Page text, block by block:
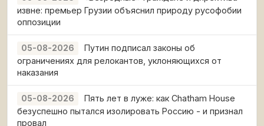
извне: премьер Грузии объяснил природу русофобии
оппозиции
05-08-2026
Путин подписал законы об
ограничениях для релокантов, уклоняющихся от
наказания
05-08-2026
Пять лет в луже: как Chatham House
безуспешно пытался изолировать Россию - и признал
провал